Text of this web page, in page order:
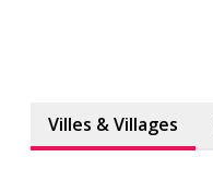
Villes & Villages